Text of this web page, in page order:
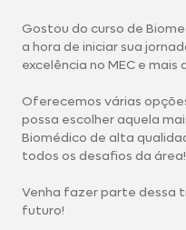
Gostou do curso de
a hora de iniciar sua
excelência no MEC e
Oferecemos várias
possa escolher aquela
Biomédico de alta
todos os desafios da área!
Venha fazer parte dessa
futuro!